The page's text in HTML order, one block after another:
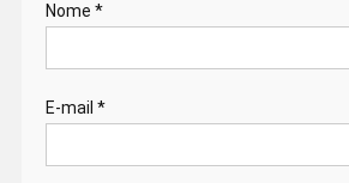
Nome *
E-mail *